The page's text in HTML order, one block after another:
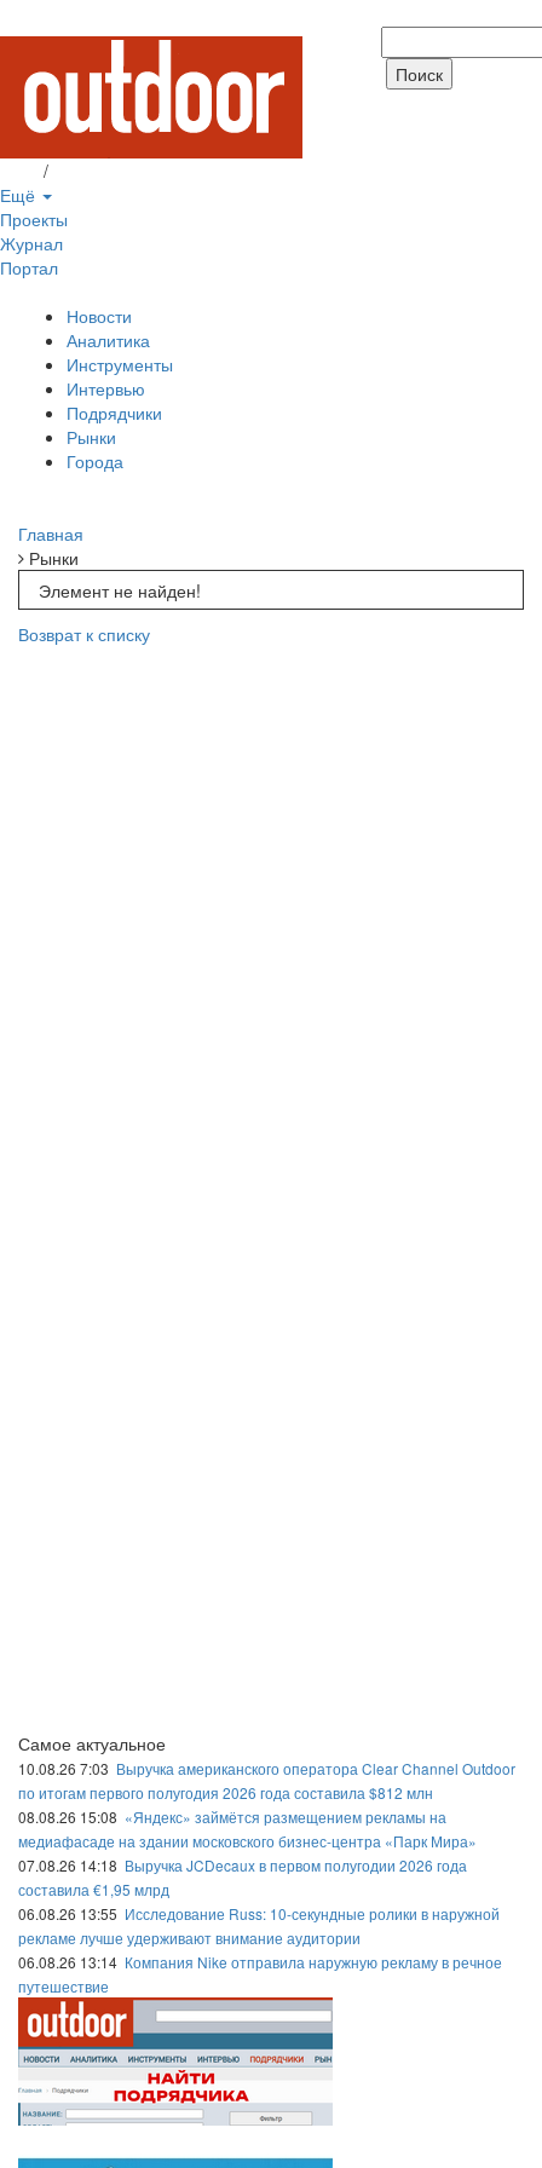
/
Ещё
Проекты
Журнал
Портал
Новости
Аналитика
Инструменты
Интервью
Подрядчики
Рынки
Города
Главная
Рынки
Элемент не найден!
Возврат к списку
Самое актуальное
10.08.26 7:03 Выручка американского оператора Clear Channel Outdoor
по итогам первого полугодия 2026 года составила $812 млн
08.08.26 15:08 «Яндекс» займётся размещением рекламы на
медиафасаде на здании московского бизнес-центра «Парк Мира»
07.08.26 14:18 Выручка JCDecaux в первом полугодии 2026 года
составила €1,95 млрд
06.08.26 13:55 Исследование Russ: 10-секундные ролики в наружной
рекламе лучше удерживают внимание аудитории
06.08.26 13:14 Компания Nike отправила наружную рекламу в речное
путешествие